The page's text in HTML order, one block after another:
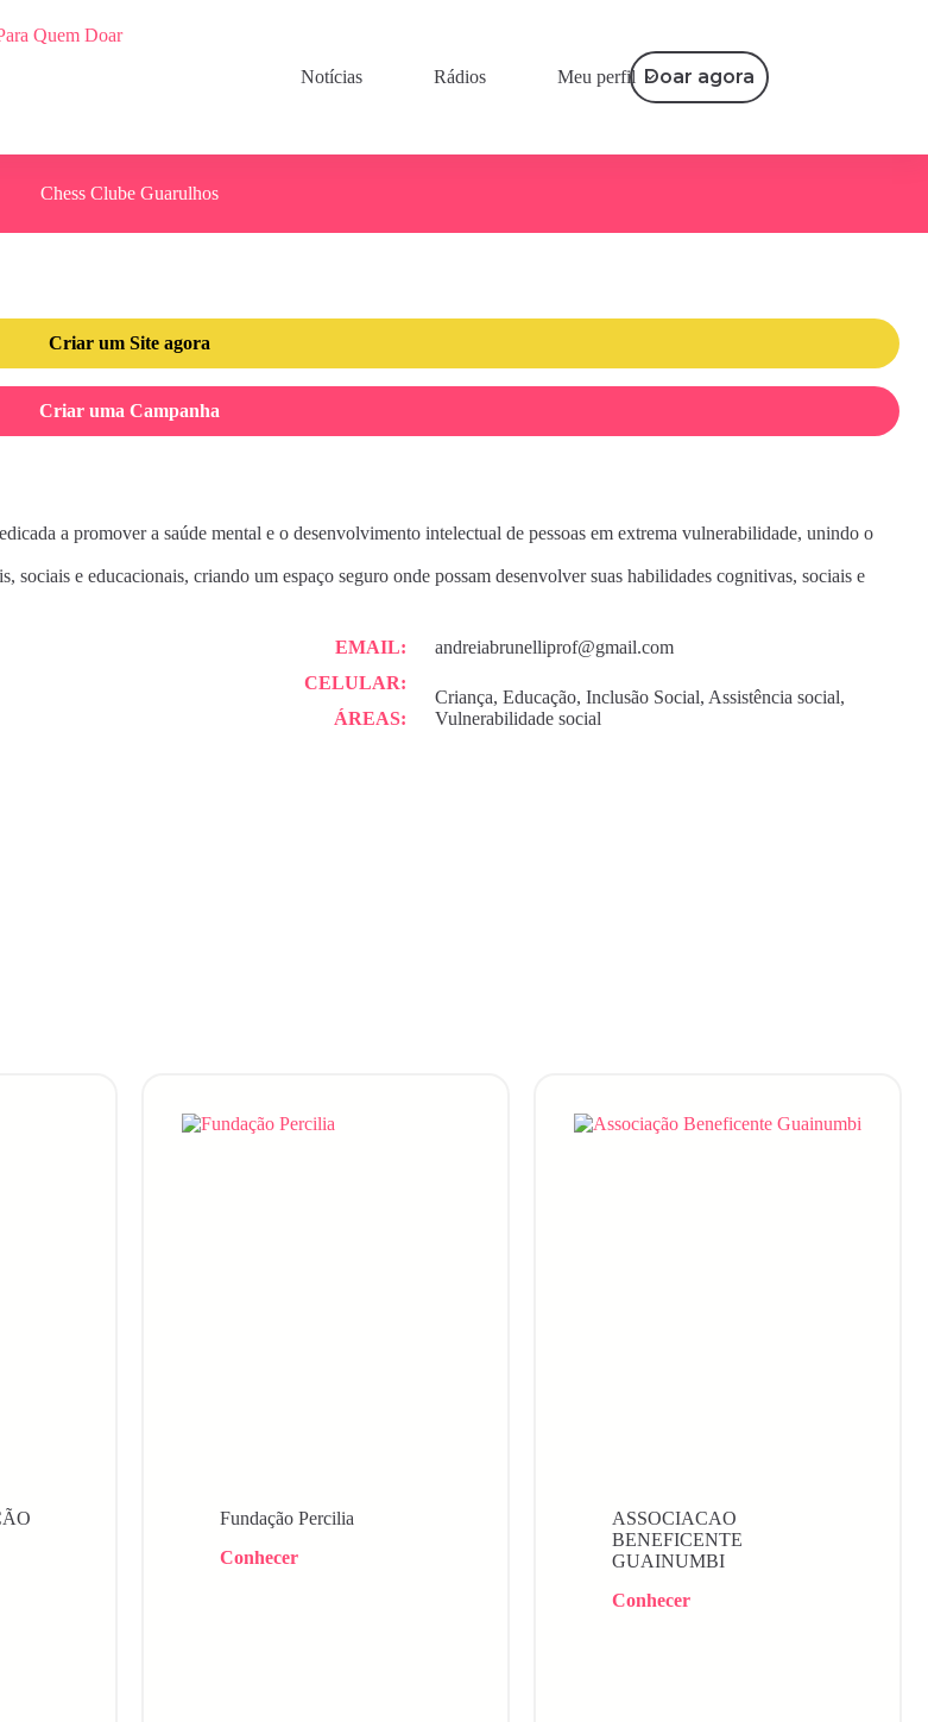
Notícias Rádios Meu perfil Doar agora
Chess Clube Guarulhos
Criar um Site agora
Criar uma Campanha
a promover a saúde mental e o desenvolvimento intelectual de pessoas em extrema vulnerabilidade, unindo o
sociais e educacionais, criando um espaço seguro onde possam desenvolver suas habilidades cognitivas, sociais e
EMAIL:
CELULAR:
ÁREAS:
andreiabrunelliprof@gmail.com
Criança, Educação, Inclusão Social, Assistência social,
Vulnerabilidade social
Fundação Percilia
Conhecer
ASSOCIACAO
BENEFICENTE
GUAINUMBI
Conhecer